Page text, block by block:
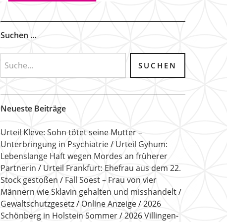
Suchen …
Neueste Beiträge
Urteil Kleve: Sohn tötet seine Mutter –
Unterbringung in Psychiatrie
Urteil Gyhum:
Lebenslange Haft wegen Mordes an früherer
Partnerin
Urteil Frankfurt: Ehefrau aus dem 22.
Stock gestoßen
Fall Soest – Frau von vier
Männern wie Sklavin gehalten und misshandelt
Gewaltschutzgesetz
Online Anzeige
2026
Schönberg in Holstein Sommer
2026 Villingen-